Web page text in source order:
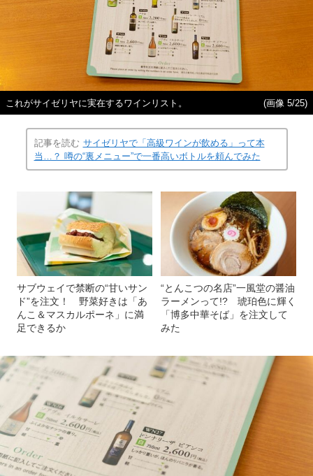
これがサイゼリヤに実在するワインリスト。 (画像 5/25)
記事を読む サイゼリヤで「高級ワインが飲める」って本
当…？ 噂の“裏メニュー”で一番高いボトルを頼んでみた
サブウェイで禁断の“甘いサン
ド”を注文！ 野菜好きは「あ
んこ＆マスカルポーネ」に満
足できるか
“とんこつの名店”一風堂の醤油
ラーメンって!? 琥珀色に輝く
「博多中華そば」を注文して
みた